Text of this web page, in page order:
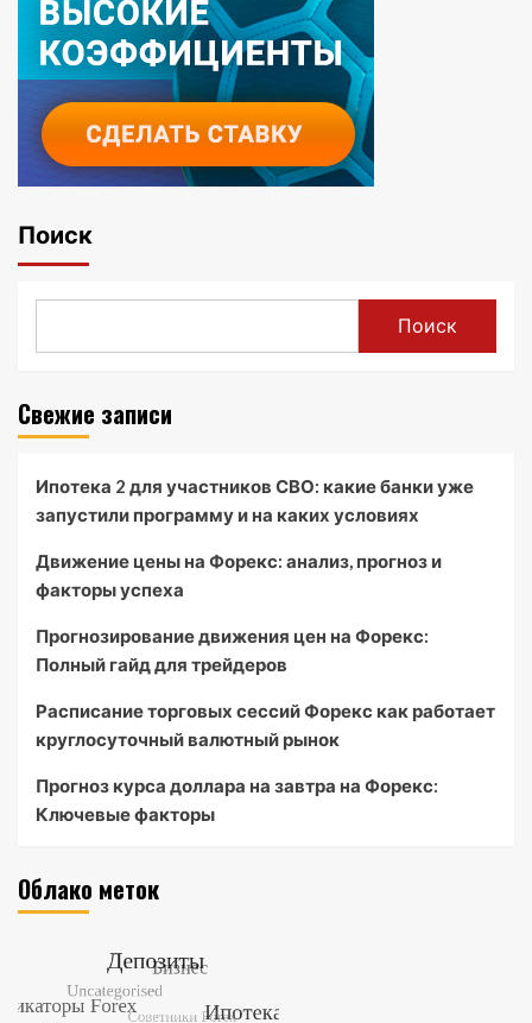
Поиск
Поиск
Свежие записи
Ипотека 2 для участников СВО: какие банки уже
запустили программу и на каких условиях
Движение цены на Форекс: анализ, прогноз и
факторы успеха
Прогнозирование движения цен на Форекс:
Полный гайд для трейдеров
Расписание торговых сессий Форекс как работает
круглосуточный валютный рынок
Прогноз курса доллара на завтра на Форекс:
Ключевые факторы
Облако меток